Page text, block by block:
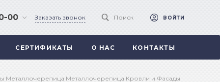
00 Заказать звонок Поиск ВОЙТИ
СЕРТИФИКАТЫ О НАС КОНТАКТЫ
Металлочерепица Металлочерепица Кровли и Фасады